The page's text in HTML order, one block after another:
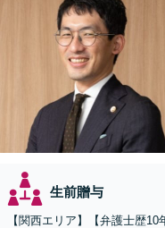
生前贈与
【関西エリア】【弁護士歴